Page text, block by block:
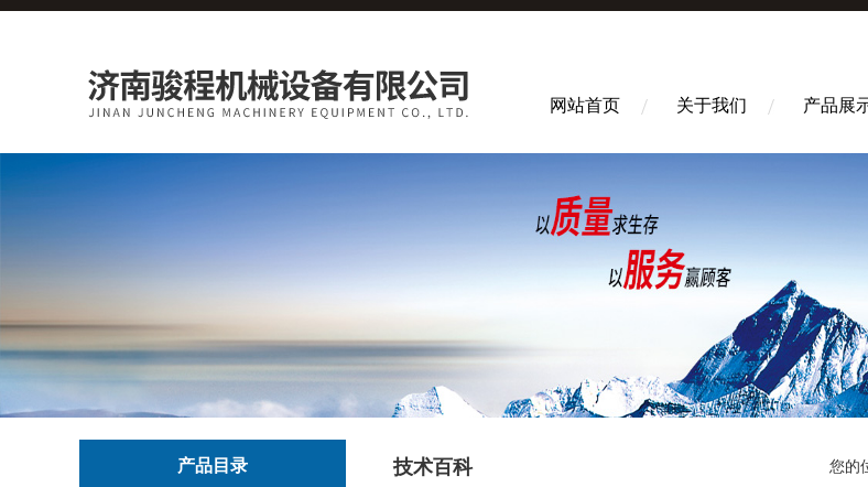
网站首页 关于我们 产品展
产品目录 技术百科 您的